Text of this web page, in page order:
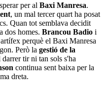
per al Baxi Manresa.
, un mal tercer quart ha posat
Quan tot semblava decidit
dos homes. Brancou Badio i
perquè el Baxi Manresa
Però la gestió de la
tir ni tan sols s'ha
continua sent baixa per la
dreta.